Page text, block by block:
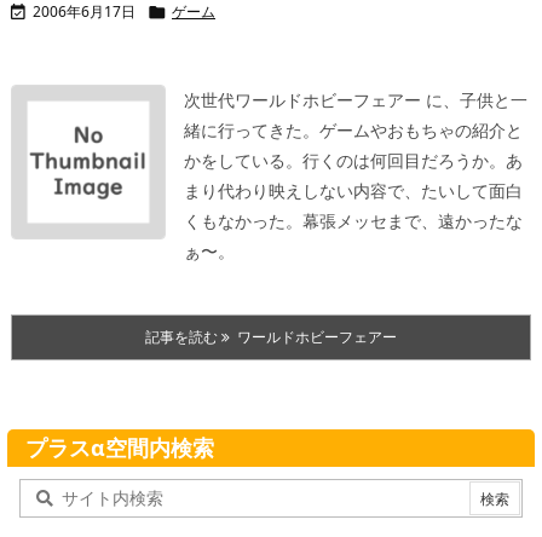
 2006年6月17日  ゲーム
次世代ワールドホビーフェアー に、子供と一
緒に行ってきた。ゲームやおもちゃの紹介と
かをしている。行くのは何回目だろうか。あ
まり代わり映えしない内容で、たいして面白
くもなかった。 幕張メッセまで、遠かったな
ぁ〜。
記事を読む ワールドホビーフェアー
プラスα空間内検索